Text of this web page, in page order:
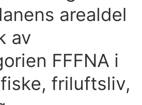
arealdel
av
FFFNA i
friluftsliv,